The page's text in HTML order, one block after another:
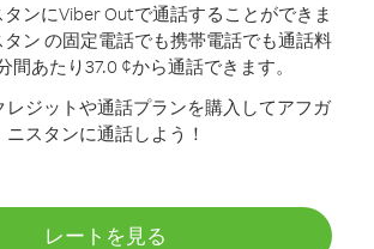
ンにViber Outで通話することができま
ン の固定電話でも携帯電話でも通話料
間あたり37.0 ¢から通話できます。
レジットや通話プランを購入してアフガ
ニスタンに通話しよう！
レートを見る